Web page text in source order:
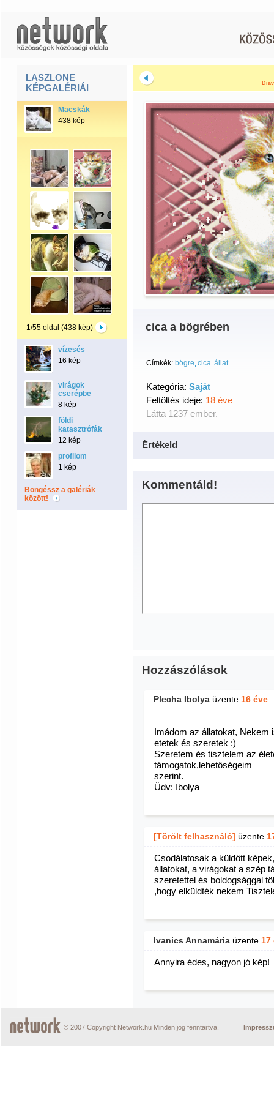
LASZLONE
KÉPGALÉRIÁI
Macskák
438 kép
1/55 oldal (438 kép)
vízesés
16 kép
virágok
cserépbe
8 kép
földi
katasztrófák
12 kép
profilom
1 kép
Böngéssz a galériák
között!
cica a bögrében
Címkék: bögre cica állat
Kategória: Saját
Feltöltés ideje: 18 éve
Látta 1237 ember.
Értékeld
Kommentáld!
Hozzászólások
Plecha Ibolya üzente 16 éve
Imádom az állatokat, Nekem
etetek és szeretek :)
Szeretem és tisztelem az
támogatok,lehetőségeim
szerint.
Üdv: Ibolya
[Törölt felhasználó] üzente
Csodálatosak a küldött
állatokat, a virágokat a szép
szeretettel és boldogsággal
,hogy elküldték nekem
Ivanics Annamária üzente 17
Annyira édes, nagyon jó kép!
© 2007 Copyright Network.hu Minden jog fenntartva.